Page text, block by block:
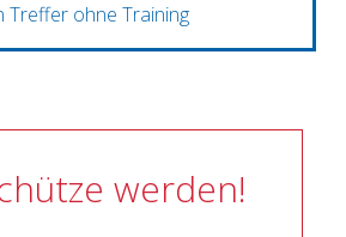
Treffer ohne Training
werden!